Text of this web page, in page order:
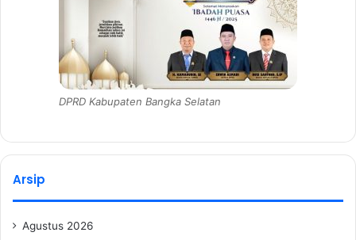
DPRD Kabupaten Bangka Selatan
Arsip
Agustus 2026